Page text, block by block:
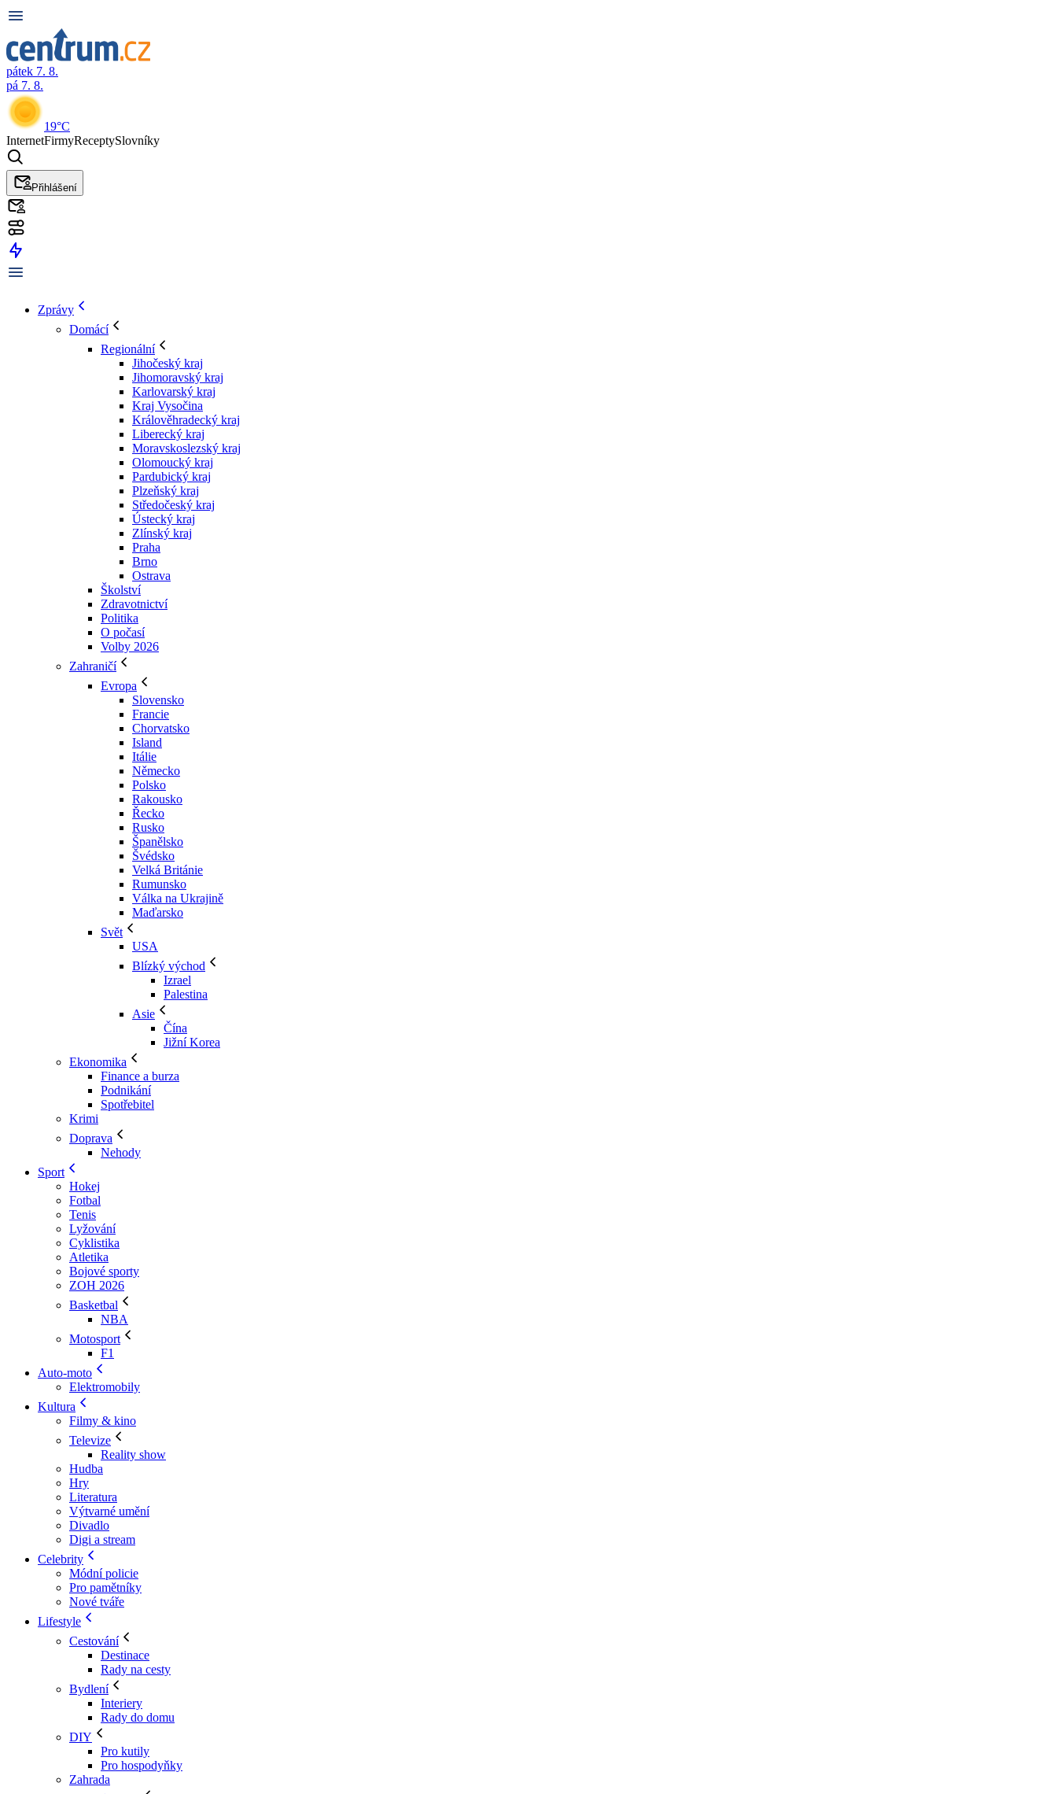
pátek 7. 8.
pá 7. 8.
19°C
InternetFirmyReceptySlovníky
Přihlášení
Zprávy
Domácí
Regionální
Jihočeský kraj
Jihomoravský kraj
Karlovarský kraj
Kraj Vysočina
Králověhradecký kraj
Liberecký kraj
Moravskoslezský kraj
Olomoucký kraj
Pardubický kraj
Plzeňský kraj
Středočeský kraj
Ústecký kraj
Zlínský kraj
Praha
Brno
Ostrava
Školství
Zdravotnictví
Politika
O počasí
Volby 2026
Zahraničí
Evropa
Slovensko
Francie
Chorvatsko
Island
Itálie
Německo
Polsko
Rakousko
Řecko
Rusko
Španělsko
Švédsko
Velká Británie
Rumunsko
Válka na Ukrajině
Maďarsko
Svět
USA
Blízký východ
Izrael
Palestina
Asie
Čína
Jižní Korea
Ekonomika
Finance a burza
Podnikání
Spotřebitel
Krimi
Doprava
Nehody
Sport
Hokej
Fotbal
Tenis
Lyžování
Cyklistika
Atletika
Bojové sporty
ZOH 2026
Basketbal
NBA
Motosport
F1
Auto-moto
Elektromobily
Kultura
Filmy & kino
Televize
Reality show
Hudba
Hry
Literatura
Výtvarné umění
Divadlo
Digi a stream
Celebrity
Módní policie
Pro pamětníky
Nové tváře
Lifestyle
Cestování
Destinace
Rady na cesty
Bydlení
Interiery
Rady do domu
DIY
Pro kutily
Pro hospodyňky
Zahrada